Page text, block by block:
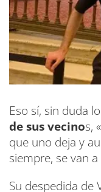
Eso sí, sin duda
de sus vecinos,
que uno deja y
siempre, se van
​Su despedida de